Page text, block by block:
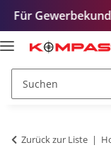
Zurück zur Liste